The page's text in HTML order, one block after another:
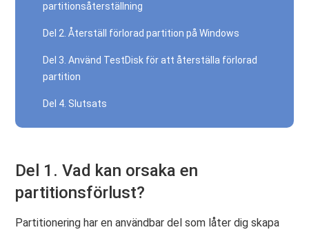
partitionsåterställning
Del 2. Återställ förlorad partition på Windows
Del 3. Använd TestDisk för att återställa förlorad
partition
Del 4. Slutsats
Del 1. Vad kan orsaka en
partitionsförlust?
Partitionering har en användbar del som låter dig skapa